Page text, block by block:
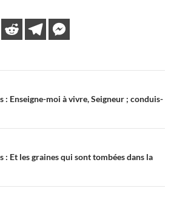
Enseigne-moi à vivre, Seigneur ; conduis-
Et les graines qui sont tombées dans la